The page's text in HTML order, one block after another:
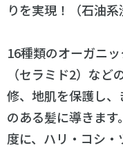
りを実現！（石油系
16種類のオーガニ
（セラミド2）な
修、地肌を保護し
のある髪に導きま
度に、ハリ・コシ